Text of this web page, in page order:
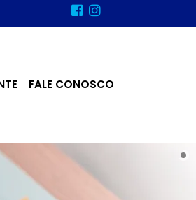
FALE CONOSCO